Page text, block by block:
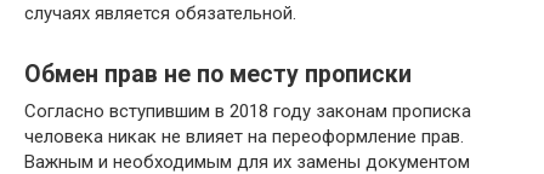
случаях является обязательной.
Обмен прав не по месту прописки
Согласно вступившим в 2018 году законам прописка
человека никак не влияет на переоформление прав.
Важным и необходимым для их замены документом